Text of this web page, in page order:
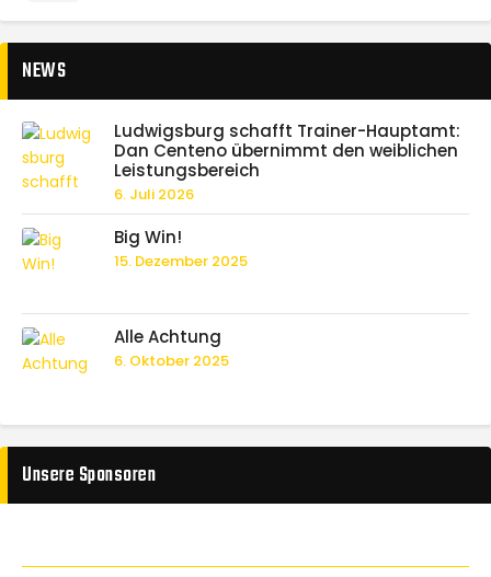
NEWS
Ludwigsburg schafft Trainer-Hauptamt:
Dan Centeno übernimmt den weiblichen
Leistungsbereich
6. Juli 2026
Big Win!
15. Dezember 2025
Alle Achtung
6. Oktober 2025
Unsere Sponsoren